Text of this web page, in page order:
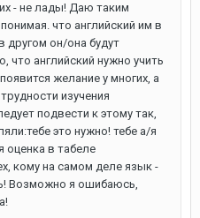
- не лады! Даю таким
что английский им в
другом он/она будут
что английский нужно учить
желание у многих, а
изучения
подвести к этому так,
это нужно! тебе а/я
оценка в табеле
кому на самом деле язык -
Возможно я ошибаюсь,